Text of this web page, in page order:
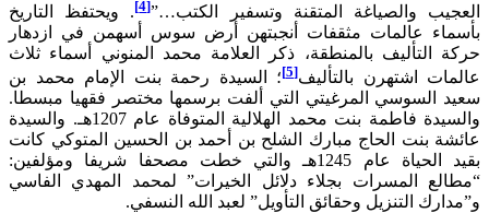
والصياغة المتقنة وتسفير الكتب…”
. ويحتفظ التاريخ
عالمات مثقفات أنجبتهن أرض سوس أسهمن في ازدهار
التأليف بالمنطقة، ذكر العلامة محمد المنوني أسماء ثلاث
اشتهرن بالتأليف[5]
؛ السيدة رحمة بنت الإمام محمد بن
السوسي المرغيتي التي ألفت برسمها مختصر فقهيا مبسطا.
والسيدة فاطمة بنت محمد الهلالية المتوفاة عام 1207هـ. والسيدة
بنت الحاج مبارك الشلح بن أحمد بن الحسين المتوكي كانت
بقيد الحياة عام 1245هـ والتي خطت مصحفا شريفا ومؤلفين:
المسرات بجلاء دلائل الخيرات” لمحمد المهدي الفاسي
التنزيل وحقائق التأويل” لعبد الله النسفي.